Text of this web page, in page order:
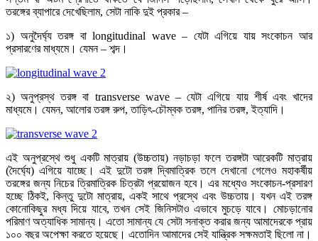
তরঙ্গের ব্যাপারে দেখেছিলাম, সেটা নাকি দুই প্রকার –
১) অনুদৈর্ঘ্য তরঙ্গ বা longitudinal wave – যেটা এগিয়ে যায় সংকোচন আর
প্রসারণের মাধ্যমে। যেমন – শব্দ।
২) অনুপ্রস্থ তরঙ্গ বা transverse wave – যেটা এগিয়ে যায় শীর্ষ এবং খাদের
মাধ্যমে। যেমন, আলোর তরঙ্গ রুপ, তাড়িৎ-চৌম্বক তরঙ্গ, পানির তরঙ্গ, ইত্যাদি।
এই অনুপ্রস্থে শুধু একটি মাত্রায় (উচ্চতায়) নড়াচড়া ফলে তরঙ্গটা আরেকটি মাত্রায়
(দৈর্ঘ্যে) এগিয়ে যাচ্ছে। এই দুটো তরঙ্গ দ্বিমাত্রিক তলে দেখানো গেলেও মহাকর্ষীয়
তরঙ্গের জন্য নিচের ত্রিমাত্রিক চিত্রটা প্রয়োজন হবে। এর মধ্যেও সংকোচন-প্রসারণ
হচ্ছে ঠিকই, কিন্তু দুটো মাত্রায়, একই সাথে প্রস্থে এবং উচ্চতায়। যখন এই তরঙ্গ
কোনোকিছুর মধ্য দিয়ে যাবে, তখন সেই জিনিসটাও এভাবে মুচড়ে যাবে। মোচড়ানোর
পরিমাণ অত্যাধিক সামান্য। এতো সামান্য যে সেটা সনাক্ত করার জন্য আমাদেরকে প্রায়
১০০ বছর অপেক্ষা করতে হয়েছে। এতোদিন আমাদের সেই যান্ত্রিক সক্ষমতাই ছিলো না।